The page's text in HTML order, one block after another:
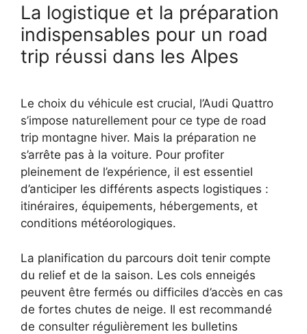
La logistique et la préparation
indispensables pour un road
trip réussi dans les Alpes
Le choix du véhicule est crucial, l’Audi Quattro
s’impose naturellement pour ce type de road
trip montagne hiver. Mais la préparation ne
s’arrête pas à la voiture. Pour profiter
pleinement de l’expérience, il est essentiel
d’anticiper les différents aspects logistiques :
itinéraires, équipements, hébergements, et
conditions météorologiques.
La planification du parcours doit tenir compte
du relief et de la saison. Les cols enneigés
peuvent être fermés ou difficiles d’accès en cas
de fortes chutes de neige. Il est recommandé
de consulter régulièrement les bulletins